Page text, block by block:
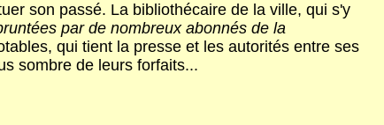
son passé. La bibliothécaire de la ville, qui s'y
par de nombreux abonnés de la
qui tient la presse et les autorités entre ses
sombre de leurs forfaits...